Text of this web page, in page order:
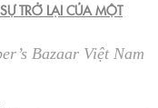
TRỞ LẠI CỦA MỘT
Bazaar Việt Nam